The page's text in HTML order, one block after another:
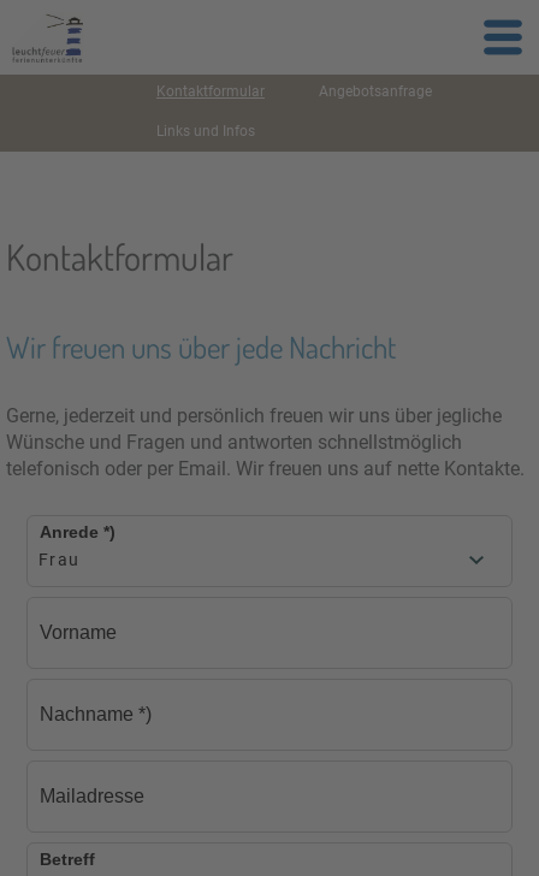
Kontaktformular Angebotsanfrage
Links und Infos
Kontaktformular
Wir freuen uns über jede Nachricht
Gerne, jederzeit und persönlich freuen wir uns über jegliche
Wünsche und Fragen und antworten schnellstmöglich
telefonisch oder per Email. Wir freuen uns auf nette Kontakte.
Anrede *)
Vorname
Nachname *)
Mailadresse
Betreff